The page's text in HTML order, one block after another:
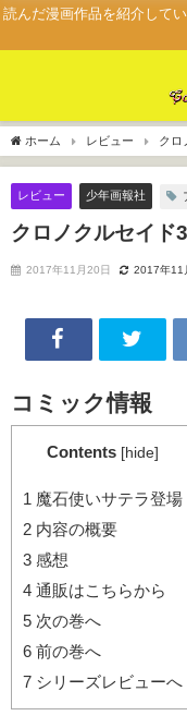
読んだ漫画作品を紹介して
ホーム レビュー クロ
レビュー 少年画報社
クロノクルセイド
2017年11月20日 2017年11
コミック情報
Contents [hide]
1 魔石使いサテラ登場
2 内容の概要
3 感想
4 通販はこちらから
5 次の巻へ
6 前の巻へ
7 シリーズレビューへ